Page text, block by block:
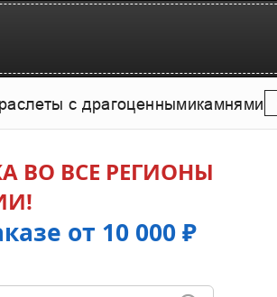
с драгоценнымикамнями
ВО ВСЕ РЕГИОНЫ
от 10 000 ₽